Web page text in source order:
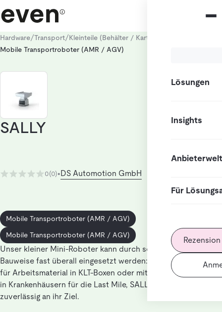
Lösungen
Insights
Anbieterwelt
Für
Hardware/Transport/Kleinteile (Behälter / Kartons)
Mobile Transportroboter (AMR / AGV)
SALLY
0(0)•DS Automotion GmbH
Mobile Transportroboter (AMR / AGV)
Mobile Transportroboter (AMR / AGV)
Unser kleiner Mini-Roboter kann durch seine platzsparende
Bauweise fast überall eingesetzt werden: Ob als Zulieferer
für Arbeitsmaterial in KLT-Boxen oder mit dem Kurier-Aufsatz
in Krankenhäusern für die Last Mile, SALLY bringt die Ladung
zuverlässig an ihr Ziel.